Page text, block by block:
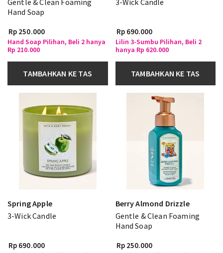
Gentle & Clean Foaming
Hand Soap
Rp 250.000
Hand Soap Pilihan, Beli 2 hanya
Rp 210.000
TAMBAHKAN KE TAS
3-Wick Candle
Rp 690.000
Lilin 3-Sumbu Pilihan, Beli 2
hanya Rp 620.000
TAMBAHKAN KE TAS
Spring Apple
3-Wick Candle
Rp 690.000
Berry Almond Drizzle
Gentle & Clean Foaming
Hand Soap
Rp 250.000